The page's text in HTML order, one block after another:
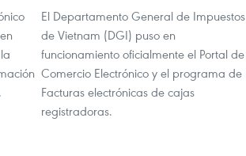
El Departamento General de Impuestos
de Vietnam (DGI) puso en
funcionamiento oficialmente el Portal de
Comercio Electrónico y el programa de
Facturas electrónicas de cajas
registradoras.